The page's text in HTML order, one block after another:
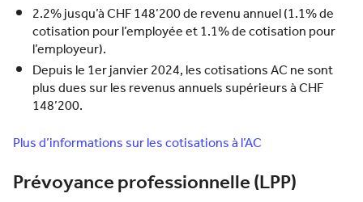
2.2% jusqu’à CHF 148’200 de revenu annuel (1.1% de
cotisation pour l’employée et 1.1% de cotisation pour
l’employeur).
Depuis le 1er janvier 2024, les cotisations AC ne sont
plus dues sur les revenus annuels supérieurs à CHF
148’200.
Plus d’informations sur les cotisations à l’AC
Prévoyance professionnelle (LPP)